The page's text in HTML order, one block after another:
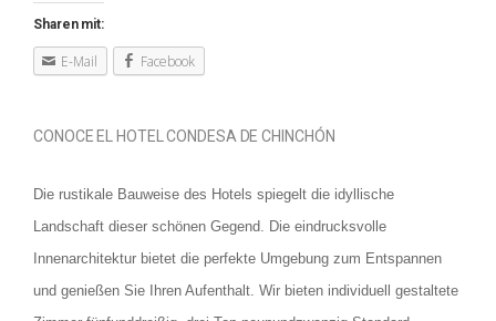
Sharen mit:
E-Mail Facebook
CONOCE EL HOTEL CONDESA DE CHINCHÓN
Die rustikale Bauweise des Hotels spiegelt die idyllische
Landschaft dieser schönen Gegend. Die eindrucksvolle
Innenarchitektur bietet die perfekte Umgebung zum Entspannen
und genießen Sie Ihren Aufenthalt. Wir bieten individuell gestaltete